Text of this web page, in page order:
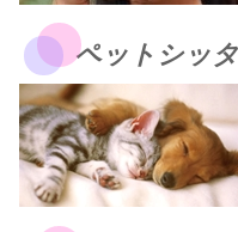
ペットシッ